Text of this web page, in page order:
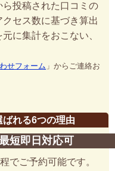
投稿された口コミの
セス数に基づき算出
に集計をおこない、
せフォーム 」からご連絡お
れる6つの理由
短即日対応可
でご予約可能です。